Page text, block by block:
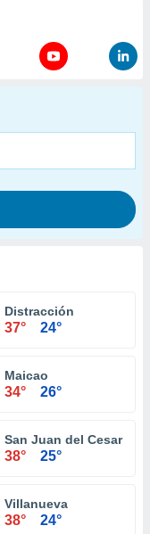
Distracción
37° 24°
Maicao
34° 26°
San Juan del Cesar
38° 25°
Villanueva
38° 24°